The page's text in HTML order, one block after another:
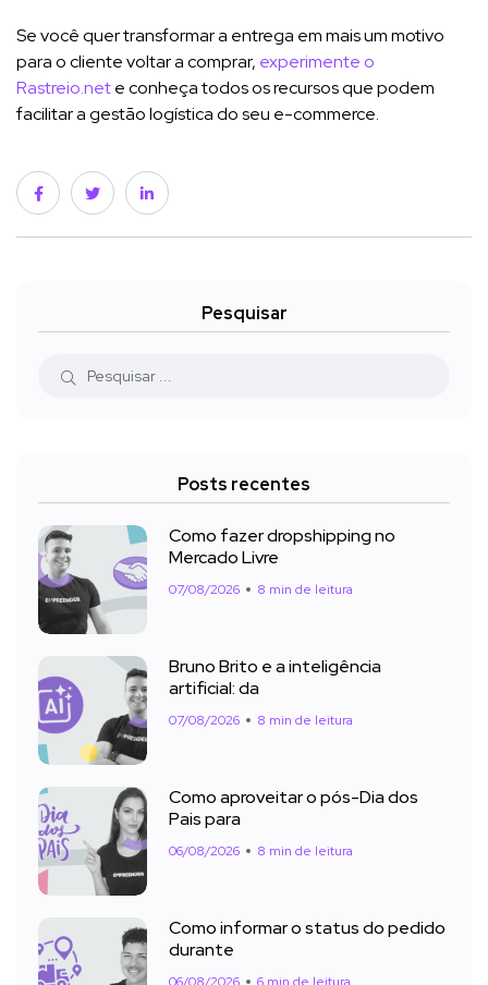
Se você quer transformar a entrega em mais um motivo
para o cliente voltar a comprar, experimente o
Rastreio.nete conheça todos os recursos que podem
facilitar a gestão logística do seu e-commerce.
Pesquisar
Posts recentes
Como fazer dropshipping no
Mercado Livre
07/08/2026 8 min de leitura
Bruno Brito e a inteligência
artificial: da
07/08/2026 8 min de leitura
Como aproveitar o pós-Dia dos
Pais para
06/08/2026 8 min de leitura
Como informar o status do pedido
durante